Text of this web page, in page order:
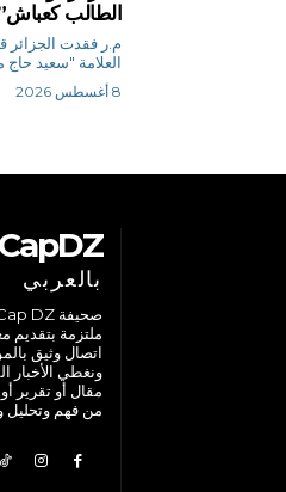
الطالب
م.ر فقدت
العلامة "سعيد حاج
8 أغسطس 2026
CapDZ
بالعربي
ملتزمة
اتصال وثيق
ونغطي الأخبار
مقال أو تقرير
من فهم وتحليل